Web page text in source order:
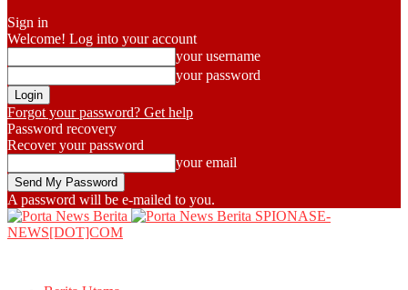
Sign in
Welcome! Log into your account
your username
your password
Forgot your password? Get help
Password recovery
Recover your password
your email
A password will be e-mailed to you.
SPIONASE-
NEWS[DOT]COM